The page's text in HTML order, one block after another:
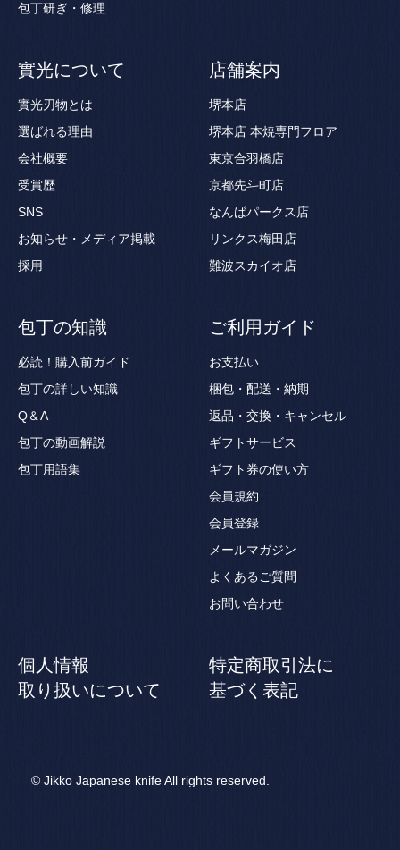
包丁研ぎ・修理
實光について
實光刃物とは
選ばれる理由
会社概要
受賞歴
SNS
お知らせ・メディア掲載
採用
店舗案内
堺本店
堺本店 本焼専門フロア
東京合羽橋店
京都先斗町店
なんばパークス店
リンクス梅田店
難波スカイオ店
包丁の知識
必読！購入前ガイド
包丁の詳しい知識
Q＆A
包丁の動画解説
包丁用語集
ご利用ガイド
お支払い
梱包・配送・納期
返品・交換・キャンセル
ギフトサービス
ギフト券の使い方
会員規約
会員登録
メールマガジン
よくあるご質問
お問い合わせ
個人情報
取り扱いについて
特定商取引法に
基づく表記
© Jikko Japanese knife All rights reserved.